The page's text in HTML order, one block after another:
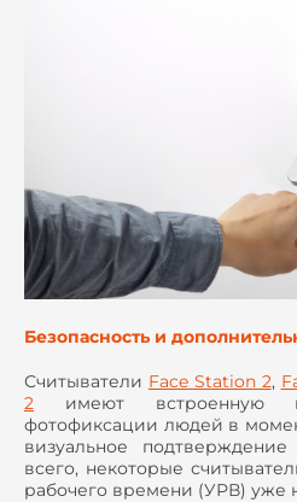
Безопасность и
Считыватели Face Station 2,
2 имеют встроенную
фотофиксации людей в
визуальное
всего, некоторые
рабочего времени (УРВ) уже